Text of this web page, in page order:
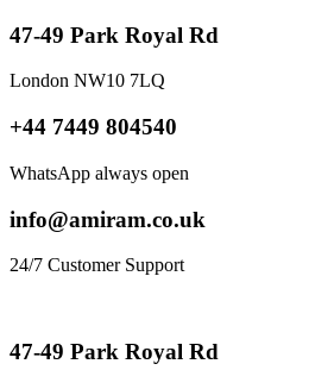
47-49 Park Royal Rd
London NW10 7LQ
+44 7449 804540
WhatsApp always open
info@amiram.co.uk
24/7 Customer Support
47-49 Park Royal Rd